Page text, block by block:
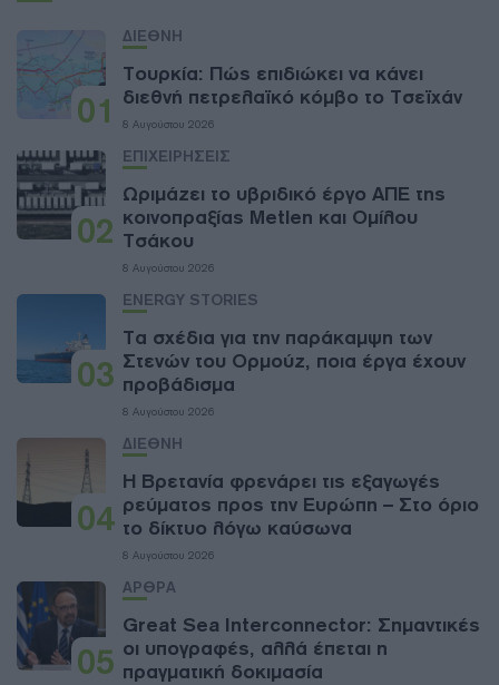
01
ΔΙΕΘΝΗ
Τουρκία: Πώς επιδιώκει να κάνει
διεθνή πετρελαϊκό κόμβο το Τσεϊχάν
8 Αυγούστου 2026
02
ΕΠΙΧΕΙΡΗΣΕΙΣ
Ωριμάζει το υβριδικό έργο ΑΠΕ της
κοινοπραξίας Metlen και Ομίλου
Τσάκου
8 Αυγούστου 2026
03
ENERGY STORIES
Τα σχέδια για την παράκαμψη των
Στενών του Ορμούζ, ποια έργα έχουν
προβάδισμα
8 Αυγούστου 2026
04
ΔΙΕΘΝΗ
Η Βρετανία φρενάρει τις εξαγωγές
ρεύματος προς την Ευρώπη – Στο όριο
το δίκτυο λόγω καύσωνα
8 Αυγούστου 2026
05
ΑΡΘΡΑ
Great Sea Interconnector: Σημαντικές
οι υπογραφές, αλλά έπεται η
πραγματική δοκιμασία